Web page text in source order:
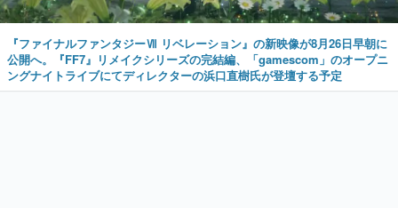
『ファイナルファンタジーⅦ リベレーション』の新映像が8月26日早朝に
公開へ。『FF7』リメイクシリーズの完結編、「gamescom」のオープニ
ングナイトライブにてディレクターの浜口直樹氏が登壇する予定